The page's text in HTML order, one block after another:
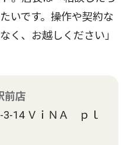
いです。操作や契約な
く、お越しください」
前店
3-14 ＶｉＮＡ ｐｌ